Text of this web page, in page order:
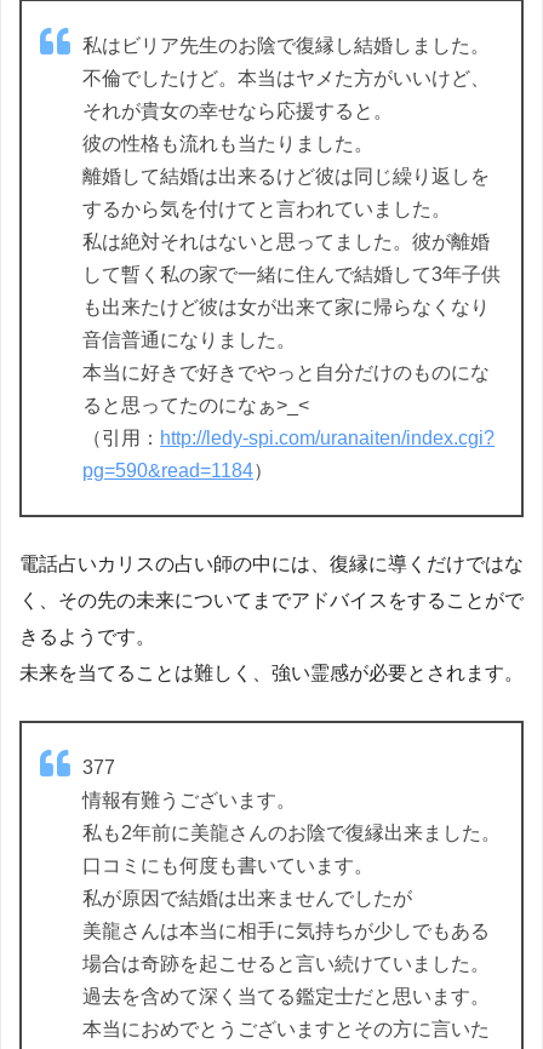
私はビリア先生のお陰で復縁し結婚しました。
不倫でしたけど。本当はヤメた方がいいけど、
それが貴女の幸せなら応援すると。
彼の性格も流れも当たりました。
離婚して結婚は出来るけど彼は同じ繰り返しを
するから気を付けてと言われていました。
私は絶対それはないと思ってました。彼が離婚
して暫く私の家で一緒に住んで結婚して3年子供
も出来たけど彼は女が出来て家に帰らなくなり
音信普通になりました。
本当に好きで好きでやっと自分だけのものにな
ると思ってたのになぁ>_<
（引用： http://ledy-spi.com/uranaiten/index.cgi?
pg=590&read=1184）
電話占いカリスの占い師の中には、復縁に導くだけではな
く、その先の未来についてまでアドバイスをすることがで
きるようです。
未来を当てることは難しく、強い霊感が必要とされます。
377
情報有難うございます。
私も2年前に美龍さんのお陰で復縁出来ました。
口コミにも何度も書いています。
私が原因で結婚は出来ませんでしたが
美龍さんは本当に相手に気持ちが少しでもある
場合は奇跡を起こせると言い続けていました。
過去を含めて深く当てる鑑定士だと思います。
本当におめでとうございますとその方に言いた